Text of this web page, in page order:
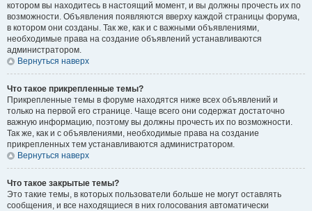
котором вы находитесь в настоящий момент, и вы должны прочесть их по
возможности. Объявления появляются вверху каждой страницы форума,
в котором они созданы. Так же, как и с важными объявлениями,
необходимые права на создание объявлений устанавливаются
администратором.
Вернуться наверх
Что такое прикрепленные темы?
Прикрепленные темы в форуме находятся ниже всех объявлений и
только на первой его странице. Чаще всего они содержат достаточно
важную информацию, поэтому вы должны прочесть их по возможности.
Так же, как и с объявлениями, необходимые права на создание
прикрепленных тем устанавливаются администратором.
Вернуться наверх
Что такое закрытые темы?
Это такие темы, в которых пользователи больше не могут оставлять
сообщения, и все находящиеся в них голосования автоматически